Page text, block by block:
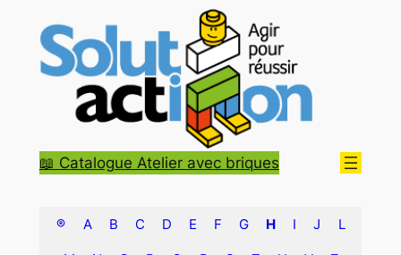
contenu
📖 Catalogue Atelier avec briques
® A B C D E F G H I J L